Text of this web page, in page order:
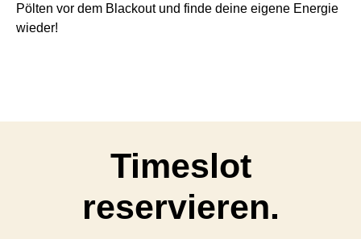
Pölten vor dem Blackout und finde deine eigene Energie
wieder!
Timeslot
reservieren.